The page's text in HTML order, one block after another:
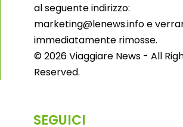
al seguente indirizzo:
marketing@lenews.info e
immediatamente rimosse.
© 2026 Viaggiare News - All
Reserved.
SEGUICI